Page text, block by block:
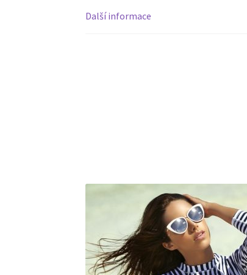
Další informace